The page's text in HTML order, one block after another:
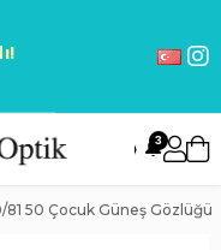
🔔
3
50 Çocuk Güneş Gözlüğü